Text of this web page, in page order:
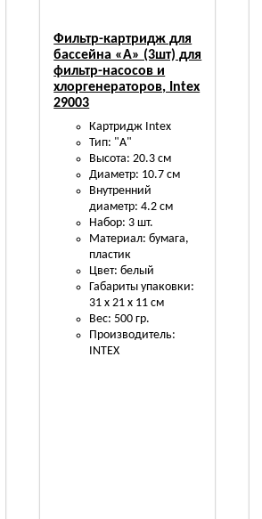
Фильтр-картридж для
бассейна «А» (3шт) для
фильтр-насосов и
хлоргенераторов, Intex
29003
Картридж Intex
Тип: "А"
Высота: 20.3 см
Диаметр: 10.7 см
Внутренний
диаметр: 4.2 см
Набор: 3 шт.
Материал: бумага,
пластик
Цвет: белый
Габариты упаковки:
31 х 21 х 11 см
Вес: 500 гр.
Производитель:
INTEX